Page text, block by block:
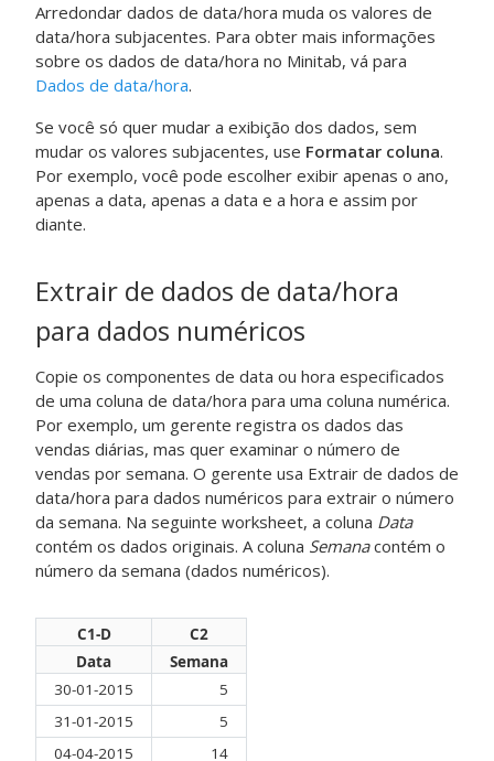
Arredondar dados de data/hora muda os valores de
data/hora subjacentes. Para obter mais informações
sobre os dados de data/hora no Minitab, vá para
Dados de data/hora.
Se você só quer mudar a exibição dos dados, sem
mudar os valores subjacentes, use Formatar coluna.
Por exemplo, você pode escolher exibir apenas o ano,
apenas a data, apenas a data e a hora e assim por
diante.
Extrair de dados de data/hora
para dados numéricos
Copie os componentes de data ou hora especificados
de uma coluna de data/hora para uma coluna numérica.
Por exemplo, um gerente registra os dados das
vendas diárias, mas quer examinar o número de
vendas por semana. O gerente usa Extrair de dados de
data/hora para dados numéricos para extrair o número
da semana. Na seguinte worksheet, a coluna Data
contém os dados originais. A coluna Semanacontém o
número da semana (dados numéricos).
C1-D
C2
Data
Semana
30-01-2015
5
31-01-2015
5
04-04-2015
14